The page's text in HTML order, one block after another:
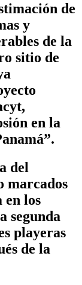
de
y
de la
sitio de
en la
del
marcados
en los
segunda
playeras
de la